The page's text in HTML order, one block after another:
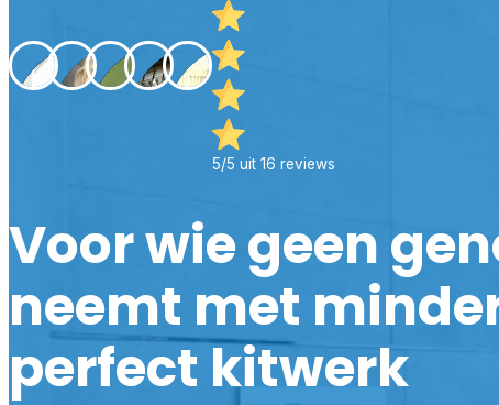
5/5 uit 16 reviews
Voor wie geen
neemt met
perfect kitwerk